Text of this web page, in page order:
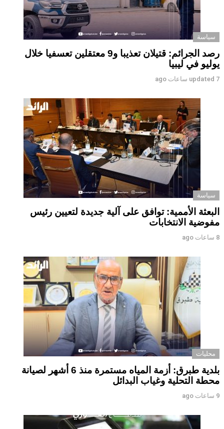
سياسة
رصد الجرائم: قتيلان تعذيبا و9 معتقلين تعسفيا خلال
يوليو في ليبيا
updated 7 ساعات ago
سياسة
البعثة الأممية: توافق على آلية جديدة لتعيين رئيس
مفوضية الانتخابات
8 ساعات ago
محليات
بلدية طبرق: أزمة المياه مستمرة منذ 6 أشهر لصيانة
محطة التحلية وغياب البدائل ‏ ‏
9 ساعات ago